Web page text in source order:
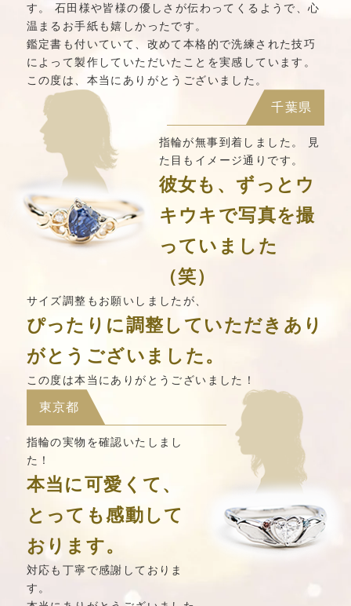
す。 石田様や皆様の優しさが伝わってくるようで、心
温まるお手紙も嬉しかったです。
鑑定書も付いていて、改めて本格的で洗練された技巧
によって製作していただいたことを実感しています。
この度は、本当にありがとうございました。
千葉県
指輪が無事到着しました。 見
た目もイメージ通りです。
彼女も、ずっとウ
キウキで写真を撮
っていました
（笑）
サイズ調整もお願いしましたが、
ぴったりに調整していただきあり
がとうございました。
この度は本当にありがとうございました！
東京都
指輪の実物を確認いたしまし
た！
本当に可愛くて、
とっても感動して
おります。
対応も丁寧で感謝しておりま
す。